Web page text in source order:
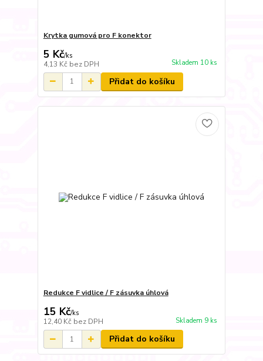
Krytka gumová pro F konektor
5 Kč/ks
4,13 Kč bez DPH Skladem 10 ks
Přidat do košíku
Redukce F vidlice / F zásuvka úhlová
15 Kč/ks
12,40 Kč bez DPH Skladem 9 ks
Přidat do košíku